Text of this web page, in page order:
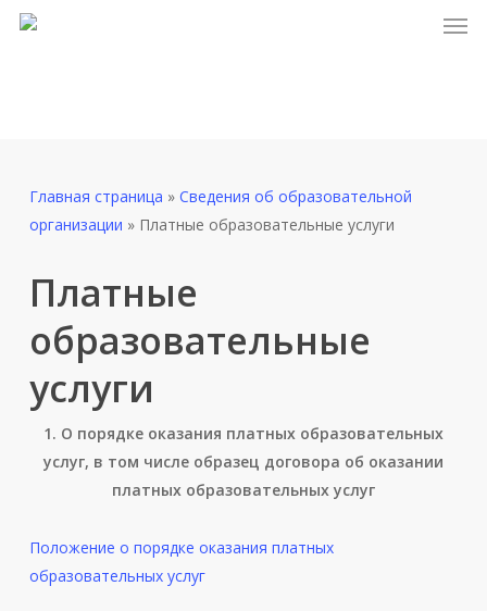
Skip
Главная страница » Сведения об образовательной
организации » Платные образовательные услуги
Платные
образовательные
услуги
1. О порядке оказания платных образовательных
услуг, в том числе образец договора об оказании
платных образовательных услуг
Положение о порядке оказания платных
образовательных услуг